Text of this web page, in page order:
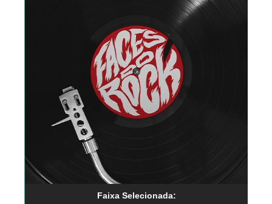
Faixa Selecionada: